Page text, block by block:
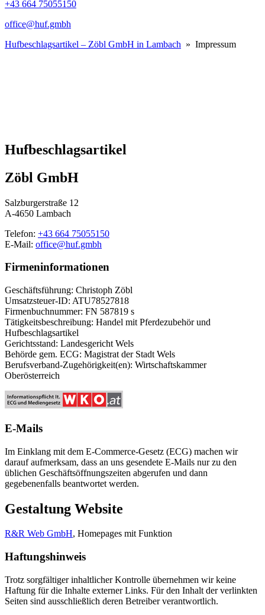
+43 664 75055150
office@huf.gmbh
Hufbeschlagsartikel – Zöbl GmbH in Lambach » Impressum
Hufbeschlagsartikel
Zöbl GmbH
Salzburgerstraße 12
A-4650 Lambach
Telefon: +43 664 75055150
E-Mail: office@huf.gmbh
Firmeninformationen
Geschäftsführung: Christoph Zöbl
Umsatzsteuer-ID: ATU78527818
Firmenbuchnummer: FN 587819 s
Tätigkeitsbeschreibung: Handel mit Pferdezubehör und
Hufbeschlagsartikel
Gerichtsstand: Landesgericht Wels
Behörde gem. ECG: Magistrat der Stadt Wels
Berufsverband-Zugehörigkeit(en): Wirtschaftskammer
Oberösterreich
E-Mails
Im Einklang mit dem E-Commerce-Gesetz (ECG) machen wir
darauf aufmerksam, dass an uns gesendete E-Mails nur zu den
üblichen Geschäftsöffnungszeiten abgerufen und dann
gegebenenfalls beantwortet werden.
Gestaltung Website
R&R Web GmbH, Homepages mit Funktion
Haftungshinweis
Trotz sorgfältiger inhaltlicher Kontrolle übernehmen wir keine
Haftung für die Inhalte externer Links. Für den Inhalt der verlinkten
Seiten sind ausschließlich deren Betreiber verantwortlich.